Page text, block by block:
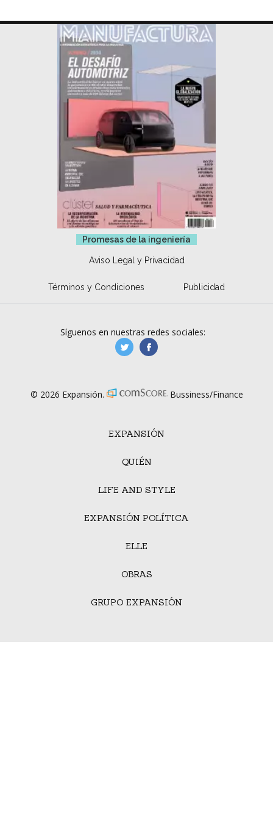
Promesas de la ingeniería
Aviso Legal y Privacidad
Términos y Condiciones Publicidad
EXPANSIÓN
QUIÉN
LIFE AND STYLE
EXPANSIÓN POLÍTICA
ELLE
OBRAS
GRUPO EXPANSIÓN
Síguenos en nuestras redes sociales:
manufacturaGE
© 2026 Expansión. Bussiness/Finance